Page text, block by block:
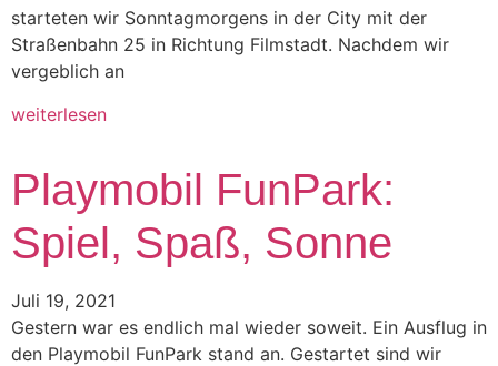
starteten wir Sonntagmorgens in der City mit der
Straßenbahn 25 in Richtung Filmstadt. Nachdem wir
vergeblich an
weiterlesen
Playmobil FunPark:
Spiel, Spaß, Sonne
Juli 19, 2021
Gestern war es endlich mal wieder soweit. Ein Ausflug in
den Playmobil FunPark stand an. Gestartet sind wir